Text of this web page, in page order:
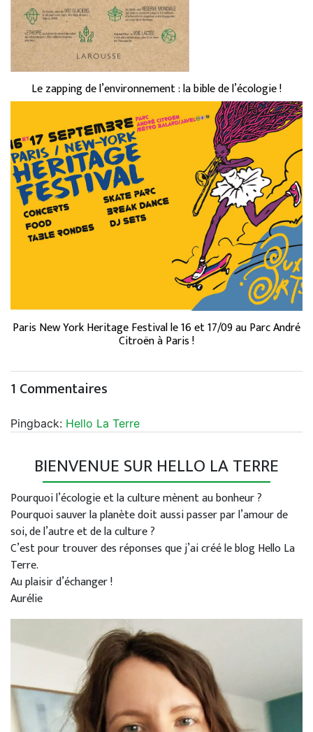
Le zapping de l’environnement : la bible de l’écologie !
Paris New York Heritage Festival le 16 et 17/09 au Parc André
Citroën à Paris !
1 Commentaires
Pingback: Hello La Terre
BIENVENUE SUR HELLO LA TERRE
Pourquoi l’écologie et la culture mènent au bonheur ?
Pourquoi sauver la planète doit aussi passer par l’amour de
soi, de l’autre et de la culture ?
C’est pour trouver des réponses que j’ai créé le blog Hello La
Terre.
Au plaisir d’échanger !
Aurélie